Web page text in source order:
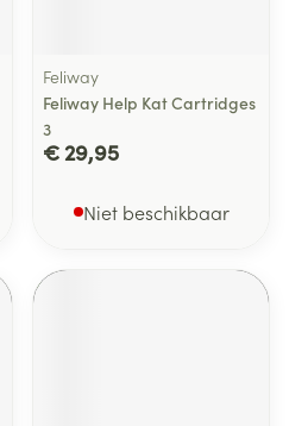
Feliway
Feliway Help Kat Cartridges
3
€ 29,95
Niet beschikbaar